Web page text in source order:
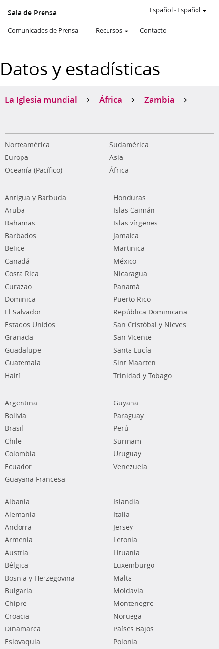
Sala de Prensa
Comunicados de Prensa Recursos Contacto
Español- Español
Datos y estadísticas
La Iglesia mundial África Zambia
Norteamérica
Sudamérica
Europa
Asia
Oceanía (Pacífico)
África
Antigua y Barbuda
Aruba
Bahamas
Barbados
Belice
Canadá
Costa Rica
Curazao
Dominica
El Salvador
Estados Unidos
Granada
Guadalupe
Guatemala
Haití
Honduras
Islas Caimán
Islas vírgenes
Jamaica
Martinica
México
Nicaragua
Panamá
Puerto Rico
República Dominicana
San Cristóbal y Nieves
San Vicente
Santa Lucía
Sint Maarten
Trinidad y Tobago
Argentina
Bolivia
Brasil
Chile
Colombia
Ecuador
Guayana Francesa
Guyana
Paraguay
Perú
Surinam
Uruguay
Venezuela
Albania
Alemania
Andorra
Armenia
Austria
Bélgica
Bosnia y Herzegovina
Bulgaria
Chipre
Croacia
Dinamarca
Eslovaquia
Islandia
Italia
Jersey
Letonia
Lituania
Luxemburgo
Malta
Moldavia
Montenegro
Noruega
Países Bajos
Polonia